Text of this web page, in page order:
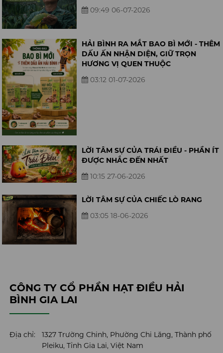
09:49 06-07-2026
HẢI BÌNH RA MẮT BAO BÌ MỚI - THÊM
DẤU ẤN NHẬN DIỆN, GIỮ TRỌN
HƯƠNG VỊ QUEN THUỘC
03:12 01-07-2026
LỜI TÂM SỰ CỦA TRÁI ĐIỀU - PHẦN ÍT
ĐƯỢC NHẮC ĐẾN NHẤT
10:15 27-06-2026
LỜI TÂM SỰ CỦA CHIẾC LÒ RANG
03:05 18-06-2026
CÔNG TY CỔ PHẦN HẠT ĐIỀU HẢI
BÌNH GIA LAI
Địa chỉ:
1327 Trường Chinh, Phường Chi Lăng, Thành phố
Pleiku, Tỉnh Gia Lai, Việt Nam